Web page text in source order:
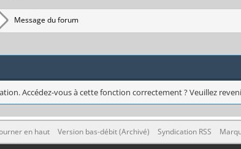
Message du forum
Accédez-vous à cette fonction correctement ? Veuillez
en haut Version bas-débit (Archivé) Syndication RSS